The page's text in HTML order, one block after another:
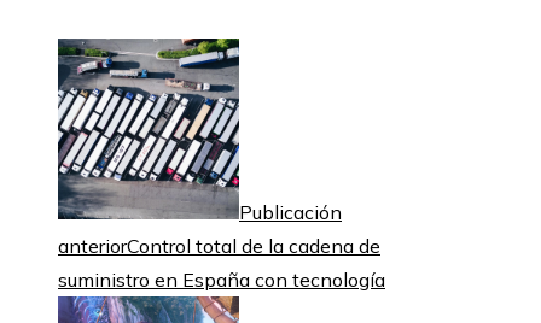
Publicación
anteriorControl total de la cadena de
suministro en España con tecnología